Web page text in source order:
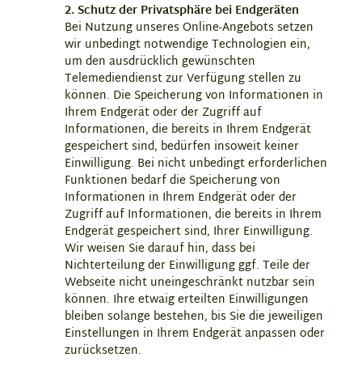
2. Schutz der Privatsphäre bei Endgeräten
Bei Nutzung unseres Online-Angebots setzen
wir unbedingt notwendige Technologien ein,
um den ausdrücklich gewünschten
Telemediendienst zur Verfügung stellen zu
können. Die Speicherung von Informationen in
Ihrem Endgerät oder der Zugriff auf
Informationen, die bereits in Ihrem Endgerät
gespeichert sind, bedürfen insoweit keiner
Einwilligung. Bei nicht unbedingt erforderlichen
Funktionen bedarf die Speicherung von
Informationen in Ihrem Endgerät oder der
Zugriff auf Informationen, die bereits in Ihrem
Endgerät gespeichert sind, Ihrer Einwilligung.
Wir weisen Sie darauf hin, dass bei
Nichterteilung der Einwilligung ggf. Teile der
Webseite nicht uneingeschränkt nutzbar sein
können. Ihre etwaig erteilten Einwilligungen
bleiben solange bestehen, bis Sie die jeweiligen
Einstellungen in Ihrem Endgerät anpassen oder
zurücksetzen.